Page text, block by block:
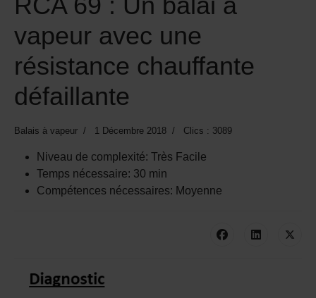
vapeur avec une
résistance chauffante
défaillante
Balais à vapeur 1 Décembre 2018 Clics : 3089
Niveau de complexité: Très Facile
Temps nécessaire: 30 min
Compétences nécessaires: Moyenne